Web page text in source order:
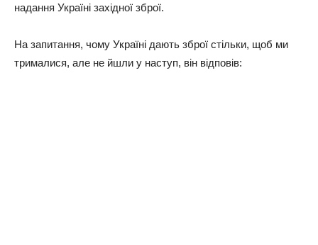
надання Україні західної зброї.
На запитання, чому Україні дають зброї стільки, щоб ми
трималися, але не йшли у наступ, він відповів: